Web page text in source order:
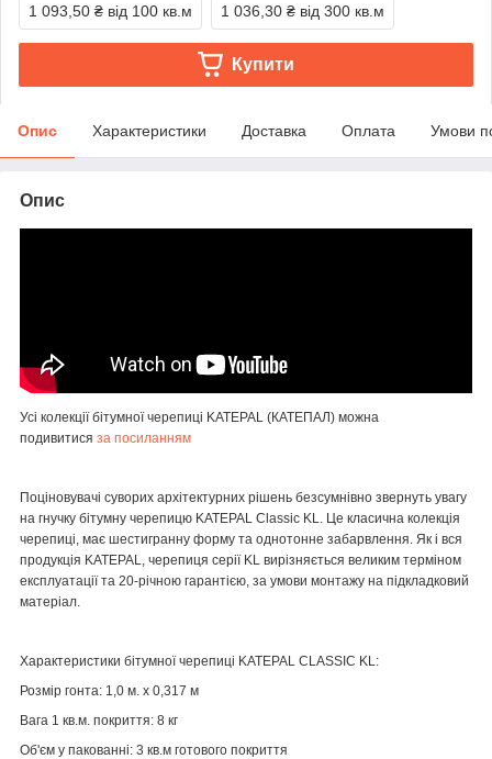
1 093,50 ₴ від 100 кв.м 1 036,30 ₴ від 300 кв.м
Купити
Опис Характеристики Доставка Оплата Умови
Опис
Усі колекції бітумної черепиці KATEPAL (КАТЕПАЛ) можна
подивитися за посиланням
Поціновувачі суворих архітектурних рішень безсумнівно звернуть увагу
на гнучку бітумну черепицю KATEPAL Classic KL. Це класична колекція
черепиці, має шестигранну форму та однотонне забарвлення. Як і вся
продукція KATEPAL, черепиця серії KL вирізняється великим терміном
експлуатації та 20-річною гарантією, за умови монтажу на підкладковий
матеріал.
Характеристики бітумної черепиці KATEPAL CLASSIC KL:
Розмір гонта: 1,0 м. х 0,317 м
Вага 1 кв.м. покриття: 8 кг
Об'єм у пакованні: 3 кв.м готового покриття